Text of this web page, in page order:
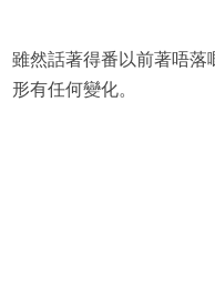
雖然話著得番以前著唔落
形有任何變化。